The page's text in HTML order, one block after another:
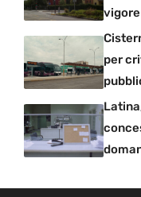
per